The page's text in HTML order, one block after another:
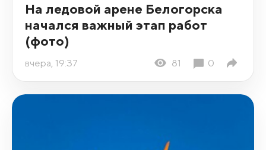
На ледовой арене Белогорска
начался важный этап работ
(фото)
вчера, 19:37 81 0